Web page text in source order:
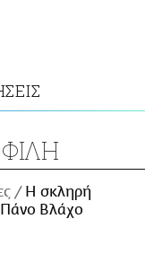
H σκληρή
Πάνο Βλάχο